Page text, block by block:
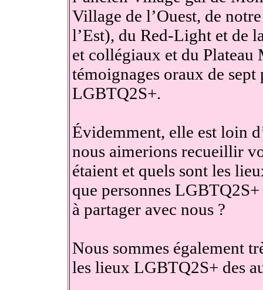
Village de l’Ouest, de
l’Est), du Red-Light et de
et collégiaux et du
témoignages oraux de sept
LGBTQ2S+.
Évidemment, elle est loin
nous aimerions recueillir
étaient et quels sont les
que personnes
à partager avec nous ?
Nous sommes également
les lieux LGBTQ2S+ des